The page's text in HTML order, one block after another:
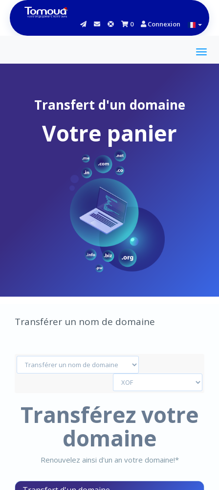
Connexion
0
Transfert d'un domaine
Votre panier
Transférer un nom de domaine
Transférez votre
domaine
Renouvelez ainsi d'un an votre domaine!*